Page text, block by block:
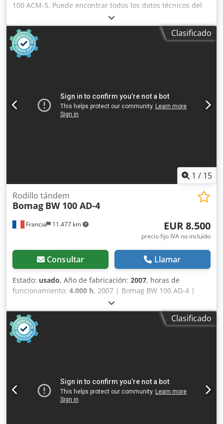
100 ACM-5. Puede encontrar todos los datos técnicos del
artículo que se subasta en la sección «Documentos» en
formato PDF, disponible para descargar. Color: como se
muestra en las imágenes, de acuerdo con las fotos y la
inspección. Dcjdjzqaycopfx Aipjk Estado: usado.
Clasificado
1 / 15
Francia 11.477 km
Rodillo tándem
Bomag BW 100 AD-4
EUR 8.500
precio fijo IVA no incluído
Consultar Llamar
Estado: usado, Año de fabricación: 2007, horas de
funcionamiento: 4.000 h, 2007 | Bomag BW 100 AD-4 |
Rodillo tándem usado | 4000 horas 📍 Ubicación: Francia
🚛 Entrega disponible en su destino: ¡Utilice nuestra
calculadora de envío para estimar los costes de transporte!
💰 Compre ahora por 8500 EUR o haga una oferta. Pago
contra entrega disponible por una tarifa asequible (sujeto
inspector: La máquina está en buen estado. El contador ha
sido reemplazado, por lo que las 200 horas no son reales,
pero todo está en orden y no hay nada que informar. 📄
Clasificado